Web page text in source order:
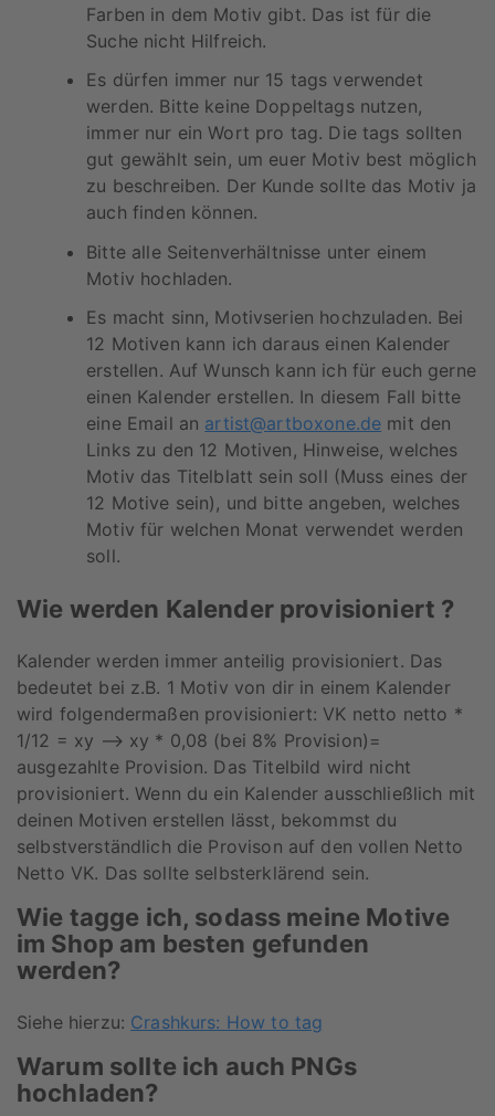
Farben in dem Motiv gibt. Das ist für die
Suche nicht Hilfreich.
Es dürfen immer nur 15 tags verwendet
werden. Bitte keine Doppeltags nutzen,
immer nur ein Wort pro tag. Die tags sollten
gut gewählt sein, um euer Motiv best möglich
zu beschreiben. Der Kunde sollte das Motiv ja
auch finden können.
Bitte alle Seitenverhältnisse unter einem
Motiv hochladen.
Es macht sinn, Motivserien hochzuladen. Bei
12 Motiven kann ich daraus einen Kalender
erstellen. Auf Wunsch kann ich für euch gerne
einen Kalender erstellen. In diesem Fall bitte
eine Email an artist@artboxone.de mit den
Links zu den 12 Motiven, Hinweise, welches
Motiv das Titelblatt sein soll (Muss eines der
12 Motive sein), und bitte angeben, welches
Motiv für welchen Monat verwendet werden
soll.
Wie werden Kalender provisioniert ?
Kalender werden immer anteilig provisioniert. Das
bedeutet bei z.B. 1 Motiv von dir in einem Kalender
wird folgendermaßen provisioniert: VK netto netto *
1/12 = xy --> xy * 0,08 (bei 8% Provision)=
ausgezahlte Provision. Das Titelbild wird nicht
provisioniert. Wenn du ein Kalender ausschließlich mit
deinen Motiven erstellen lässt, bekommst du
selbstverständlich die Provison auf den vollen Netto
Netto VK. Das sollte selbsterklärend sein.
Wie tagge ich, sodass meine Motive
im Shop am besten gefunden
werden?
Siehe hierzu: Crashkurs: How to tag
Warum sollte ich auch PNGs
hochladen?